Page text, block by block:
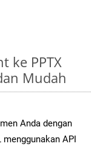
ke PPTX
Mudah
Anda dengan
API